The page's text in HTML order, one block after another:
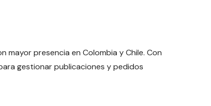
mayor presencia en Colombia y Chile. Con
gestionar publicaciones y pedidos